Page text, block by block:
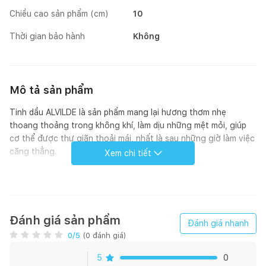
Chiều cao sản phẩm (cm) 10
Thời gian bảo hành Không
Mô tả sản phẩm
Tinh dầu ALVILDE là sản phẩm mang lại hương thơm nhẹ
thoang thoảng trong không khí, làm dịu những mệt mỏi, giúp
cơ thể được thư giãn thoải mái, nhất là sau những giờ làm việc
căng thẳng.
Tinh dầu Alvilde đã được kiểm định mùi hương an toàn sức
khỏe cho người sử dụng
Tinh dầu thơm Alvilde mùi xoài có tác dụng khử mùi ẩm mốc
Xem chi tiết
Đánh giá sản phẩm
0/5 (0 đánh giá)
Đánh giá nhanh
5
0